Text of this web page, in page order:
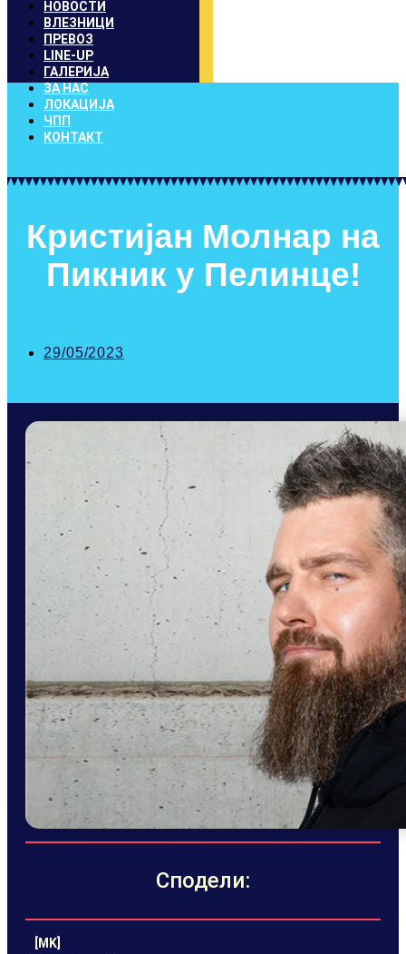
НОВОСТИ
ВЛЕЗНИЦИ
ПРЕВОЗ
LINE-UP
ГАЛЕРИЈА
ЗА НАС
ЛОКАЦИЈА
ЧПП
КОНТАКТ
Кристијан Молнар на
Пикник у Пелинце!
29/05/2023
Сподели:
[MK]